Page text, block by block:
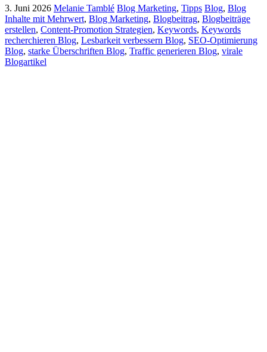
3. Juni 2026 Melanie Tamblé Blog Marketing, Tipps Blog, Blog
Inhalte mit Mehrwert, Blog Marketing, Blogbeitrag, Blogbeiträge
erstellen, Content-Promotion Strategien, Keywords, Keywords
recherchieren Blog, Lesbarkeit verbessern Blog, SEO-Optimierung
Blog, starke Überschriften Blog, Traffic generieren Blog, virale
Blogartikel